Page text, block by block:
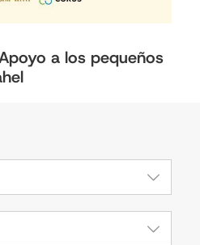
a los pequeños